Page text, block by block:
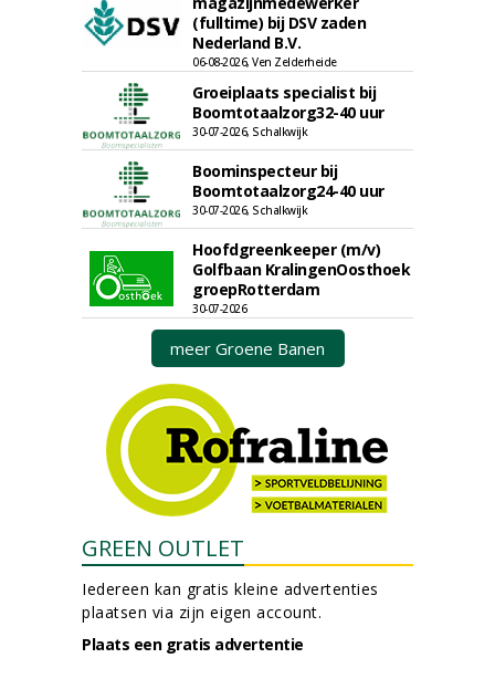
(fulltime) bij DSV zaden
Nederland B.V.
06-08-2026, Ven Zelderheide
Groeiplaats specialist bij
Boomtotaalzorg32-40 uur
30-07-2026, Schalkwijk
Boominspecteur bij
Boomtotaalzorg24-40 uur
30-07-2026, Schalkwijk
Hoofdgreenkeeper (m/v)
Golfbaan KralingenOosthoek
groepRotterdam
30-07-2026
meer Groene Banen
GREEN OUTLET
Iedereen kan gratis kleine advertenties
plaatsen via zijn eigen account.
Plaats een gratis advertentie